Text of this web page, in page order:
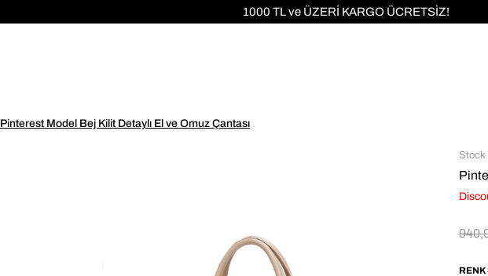
1000 TL ve ÜZERİ KARGO ÜCRETSİZ!
Pinterest Model Bej Kilit Detaylı El ve Omuz Çantası
Stock